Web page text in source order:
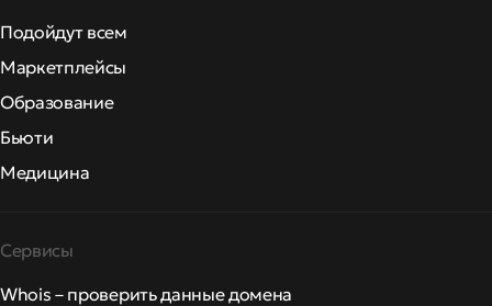
Подойдут всем
Маркетплейсы
Образование
Бьюти
Медицина
Сервисы
Whois – проверить данные домена